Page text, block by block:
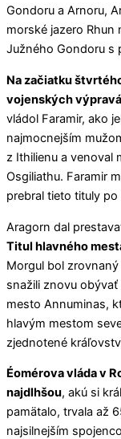
Gondoru a Arnoru,
morské jazero
Južného Gondoru s
Na začiatku
vojenských
vládol Faramir, ako
najmocnejším
z Ithilienu a venoval
Osgiliathu. Faramir
prebral tieto tituly
Aragorn dal
Titul hlavného
Morgul bol
snažili znovu
mesto Annuminas,
hlavým mestom
zjednotené
Éomérova vláda v
najdlhšou, akú si
pamätalo, trvala až
najsilnejším